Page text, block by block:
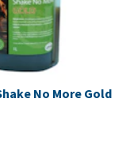
No More Gold